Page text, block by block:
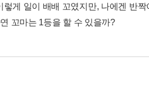
렇게 일이 배배 꼬였지만, 나에겐 반
꼬마는 1등을 할 수 있을까?